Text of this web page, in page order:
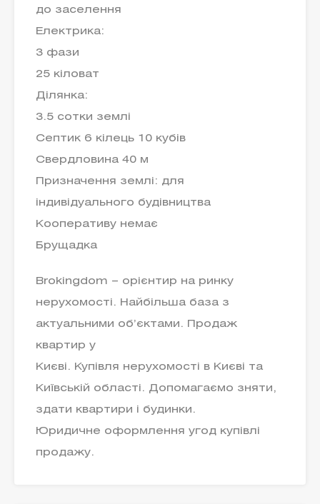
до заселення
Електрика:
3 фази
25 кіловат
Ділянка:
3.5 сотки землі
Септик 6 кілець 10 кубів
Свердловина 40 м
Призначення землі: для
індивідуального будівництва
Кооперативу немає
Брущадка
Brokingdom – орієнтир на ринку
нерухомості. Найбільша база з
актуальними об’єктами. Продаж
квартир у
Києві. Купівля нерухомості в Києві та
Київській області. Допомагаємо зняти,
здати квартири і будинки.
Юридичне оформлення угод купівлі
продажу.